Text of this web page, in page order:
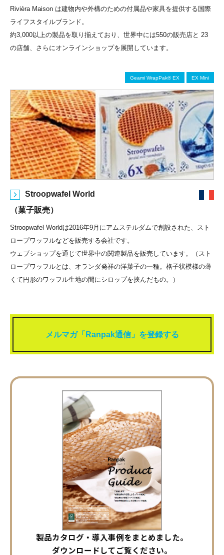
Rivièra Maison は建物内や外構のための付属品や家具を提供する国際
ライフスタイルブランド。
約3,000以上の製品を取り揃えており、世界中には550の販売店と 23
の店舗、さらにオンラインショップを展開しています。
Geami WrapPak® EX EX Mini
Stroopwafel World
（菓子販売）
Stroopwafel Worldは2016年9月にアムステルダムで創設された、スト
ロープワッフルなどを販売する会社です。
ウェブショップを通じて世界中の関連製品を販売しています。（スト
ロープワッフルとは、オランダ発祥の洋菓子の一種。格子状模様の薄
くて円形のワッフル生地の間にシロップを挟んだもの。）
メルマガ「Ranpak通信」を登録する
製品カタログ・導入事例をまとめました。
ダウンロードしてご覧ください。